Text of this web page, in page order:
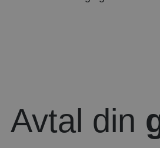
Avtal din